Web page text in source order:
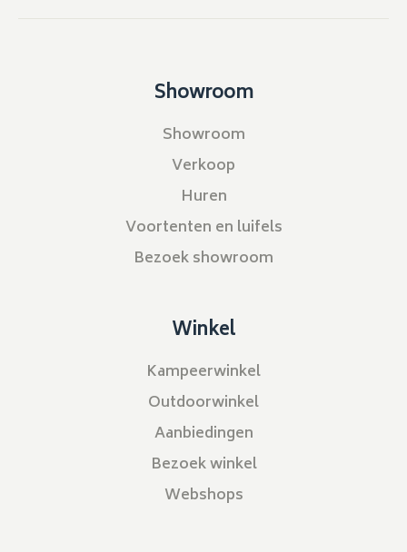
Showroom
Showroom
Verkoop
Huren
Voortenten en luifels
Bezoek showroom
Winkel
Kampeerwinkel
Outdoorwinkel
Aanbiedingen
Bezoek winkel
Webshops